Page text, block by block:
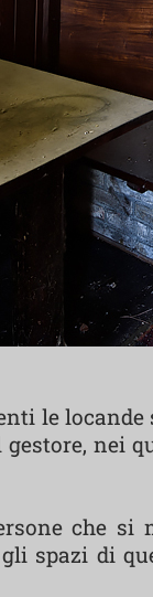
le
nei
che
spazi di